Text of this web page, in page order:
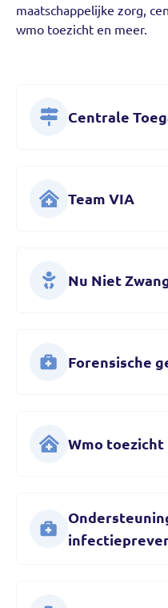
maatschappelijke zorg,
wmo toezicht en meer.
Centrale
Team VIA
Nu Niet
Forensische
Wmo toezicht